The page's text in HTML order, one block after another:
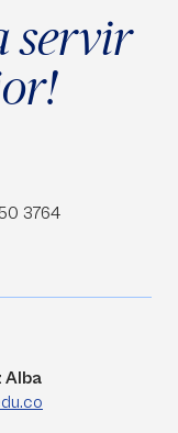
servir
3764
Alba